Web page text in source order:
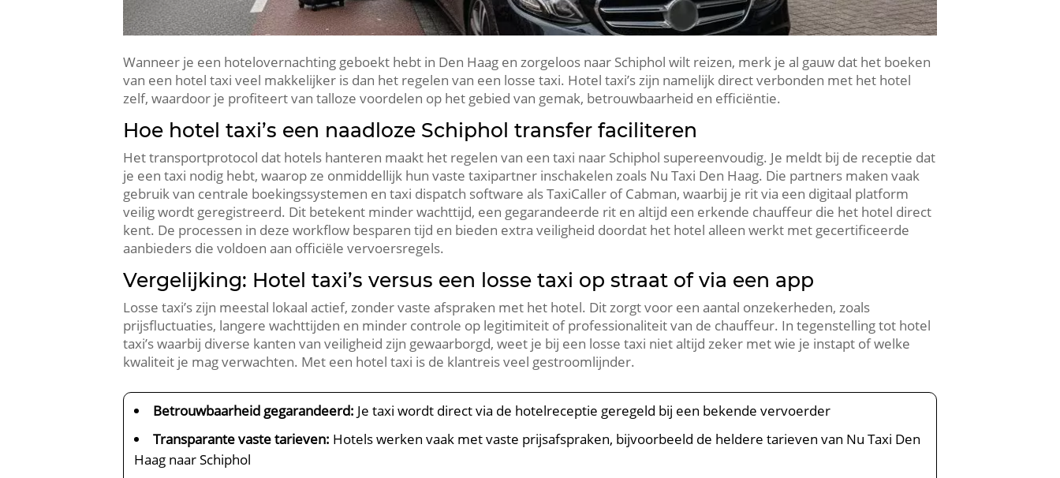
Wanneer je een hotelovernachting geboekt hebt in Den Haag en zorgeloos naar Schiphol wilt reizen, merk je al gauw dat het boeken
van een hotel taxi veel makkelijker is dan het regelen van een losse taxi. Hotel taxi’s zijn namelijk direct verbonden met het hotel
zelf, waardoor je profiteert van talloze voordelen op het gebied van gemak, betrouwbaarheid en efficiëntie.
Hoe hotel taxi’s een naadloze Schiphol transfer faciliteren
Het transportprotocol dat hotels hanteren maakt het regelen van een taxi naar Schiphol supereenvoudig. Je meldt bij de receptie dat
je een taxi nodig hebt, waarop ze onmiddellijk hun vaste taxipartner inschakelen zoals Nu Taxi Den Haag. Die partners maken vaak
gebruik van centrale boekingssystemen en taxi dispatch software als TaxiCaller of Cabman, waarbij je rit via een digitaal platform
veilig wordt geregistreerd. Dit betekent minder wachttijd, een gegarandeerde rit en altijd een erkende chauffeur die het hotel direct
kent. De processen in deze workflow besparen tijd en bieden extra veiligheid doordat het hotel alleen werkt met gecertificeerde
aanbieders die voldoen aan officiële vervoersregels.
Vergelijking: Hotel taxi’s versus een losse taxi op straat of via een app
Losse taxi’s zijn meestal lokaal actief, zonder vaste afspraken met het hotel. Dit zorgt voor een aantal onzekerheden, zoals
prijsfluctuaties, langere wachttijden en minder controle op legitimiteit of professionaliteit van de chauffeur. In tegenstelling tot hotel
taxi’s waarbij diverse kanten van veiligheid zijn gewaarborgd, weet je bij een losse taxi niet altijd zeker met wie je instapt of welke
kwaliteit je mag verwachten. Met een hotel taxi is de klantreis veel gestroomlijnder.
Betrouwbaarheid gegarandeerd: Je taxi wordt direct via de hotelreceptie geregeld bij een bekende vervoerder
Transparante vaste tarieven: Hotels werken vaak met vaste prijsafspraken, bijvoorbeeld de heldere tarieven van Nu Taxi Den
Haag naar Schiphol